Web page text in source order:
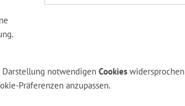
notwendigen Cookieswidersprochen
Präferenzen anzupassen.